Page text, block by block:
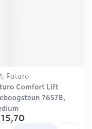
Futuro
Comfort Lift
76578,